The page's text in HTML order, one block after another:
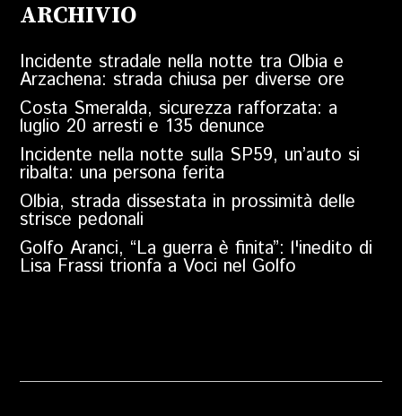
ARCHIVIO
Incidente stradale nella notte tra Olbia e
Arzachena: strada chiusa per diverse ore
Costa Smeralda, sicurezza rafforzata: a
luglio 20 arresti e 135 denunce
Incidente nella notte sulla SP59, un’auto si
ribalta: una persona ferita
Olbia, strada dissestata in prossimità delle
strisce pedonali
Golfo Aranci, “La guerra è finita”: l'inedito di
Lisa Frassi trionfa a Voci nel Golfo